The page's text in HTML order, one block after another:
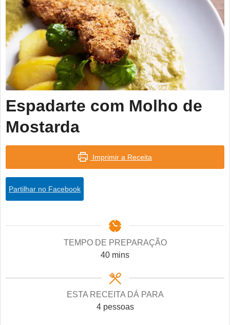
Espadarte com Molho de
Mostarda
Imprimir a Receita
Partilhar no Facebook
TEMPO DE PREPARAÇÃO
40minutes
mins
ESTA RECEITA DÁ PARA
4 pessoas